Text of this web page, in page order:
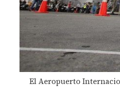
El Aeropuerto